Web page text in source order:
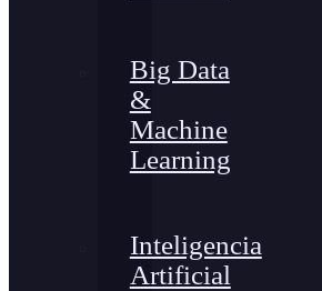
Big Data
&
Machine
Learning
Inteligencia
Artificial